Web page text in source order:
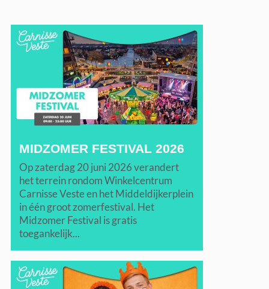
MIDZOMER FESTIVAL 2026
Op zaterdag 20 juni 2026 verandert
het terrein rondom Winkelcentrum
Carnisse Veste en het Middeldijkerplein
in één groot zomerfestival. Het
Midzomer Festival is gratis
toegankelijk...